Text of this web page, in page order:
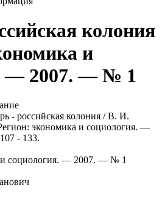
колония
и
— 2007. — № 1
- российская колония / В. И.
экономика и социология. —
- 133.
и социология. — 2007. — № 1